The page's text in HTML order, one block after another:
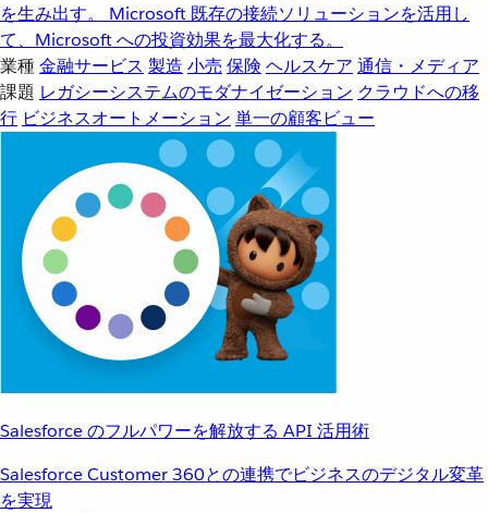
を生み出す。
Microsoft 既存の接続ソリューションを活用し
て、Microsoft への投資効果を最大化する。
業種金融サービス 製造 小売 保険 ヘルスケア 通信・メディア
課題 レガシーシステムのモダナイゼーション クラウドへの移
行 ビジネスオートメーション 単一の顧客ビュー
Salesforce のフルパワーを解放する API 活用術
Salesforce Customer 360との連携でビジネスのデジタル変革
を実現